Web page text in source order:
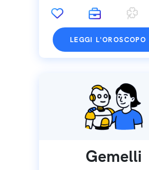
LEGGI L'OROSCOPO
Gemelli